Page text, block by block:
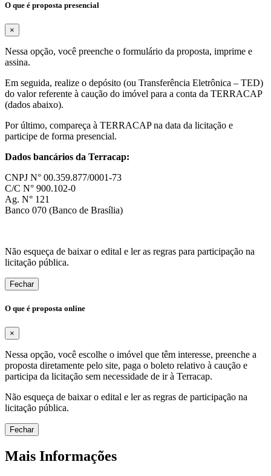
O que é proposta presencial
×
Nessa opção, você preenche o formulário da proposta, imprime e
assina.
Em seguida, realize o depósito (ou Transferência Eletrônica – TED)
do valor referente à caução do imóvel para a conta da TERRACAP
(dados abaixo).
Por último, compareça à TERRACAP na data da licitação e
participe de forma presencial.
Dados bancários da Terracap:
CNPJ N° 00.359.877/0001-73
C/C N° 900.102-0
Ag. N° 121
Banco 070 (Banco de Brasília)
Não esqueça de baixar o edital e ler as regras para participação na
licitação pública.
Fechar
O que é proposta online
×
Nessa opção, você escolhe o imóvel que têm interesse, preenche a
proposta diretamente pelo site, paga o boleto relativo à caução e
participa da licitação sem necessidade de ir à Terracap.
Não esqueça de baixar o edital e ler as regras de participação na
licitação pública.
Fechar
Mais Informações